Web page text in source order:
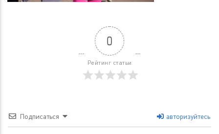
0
Рейтинг статьи
Подписаться авторизуйтесь